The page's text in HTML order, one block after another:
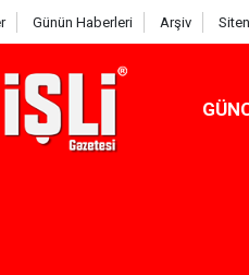
Günün Haberleri Arşiv